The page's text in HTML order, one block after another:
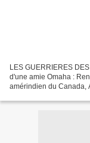
LES GUERRIERES
d'une amie Omaha :
amérindien du Canada,